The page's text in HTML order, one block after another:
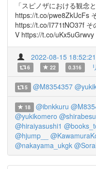
「スピノザにおける観念
https://t.co/pwe8ZkUcFs
https://t.co/I771tNO37f
V https://t.co/
2022-08-15 18:52:21
6 22 0.316
5 @M8354357
18 @ibnkkuru
@yukikomero
@hiraiyasushi1
@hjump__
@nakayama_ukgk